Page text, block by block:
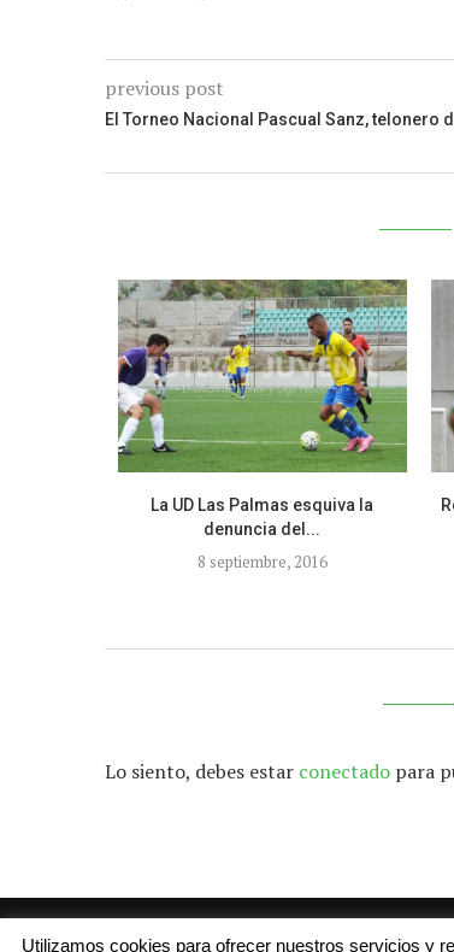
previous post
El Torneo Nacional Pascual Sanz, telonero
La UD Las Palmas esquiva la
denuncia del...
8 septiembre, 2016
Lo siento, debes estar conectado para
Utilizamos cookies para ofrecer nuestros servicios y